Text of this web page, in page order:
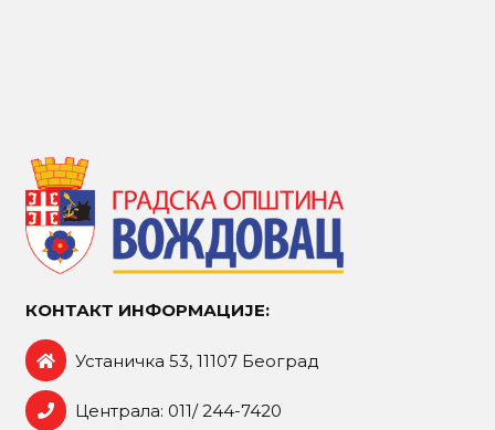
КОНТАКТ ИНФОРМАЦИЈЕ:
Устаничка 53, 11107 Београд
Централа: 011/ 244-7420